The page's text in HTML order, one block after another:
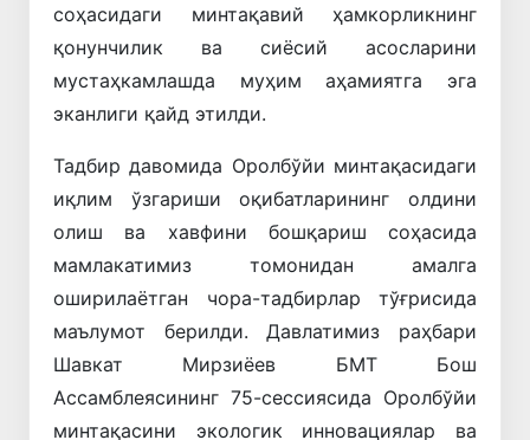
соҳасидаги минтақавий ҳамкорликнинг
қонунчилик ва сиёсий асосларини
мустаҳкамлашда муҳим аҳамиятга эга
эканлиги қайд этилди.
Тадбир давомида Оролбўйи минтақасидаги
иқлим ўзгариши оқибатларининг олдини
олиш ва хавфини бошқариш соҳасида
мамлакатимиз томонидан амалга
оширилаётган чора-тадбирлар тўғрисида
маълумот берилди. Давлатимиз раҳбари
Шавкат Мирзиёев БМТ Бош
Ассамблеясининг 75-сессиясида Оролбўйи
минтақасини экологик инновациялар ва